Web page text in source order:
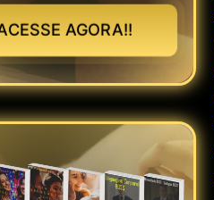
AGORA!!